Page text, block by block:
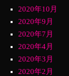
2020年10月
2020年9月
2020年7月
2020年4月
2020年3月
2020年2月